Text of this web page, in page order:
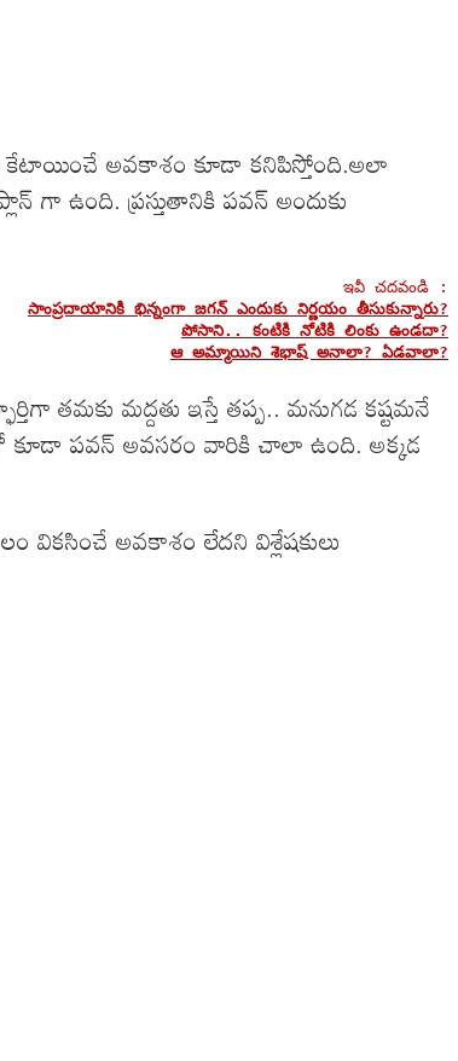
కేటాయించే అవకాశం కూడా కనిపిస్తోంది.అలా
గా ఉంది. ప్రస్తుతానికి పవన్ అందుకు
సాంప్రదాయానికి భిన్నంగా జగన్ ఎందుకు నిర్ణయం తీసుకున్నారు?
పోసాని.. కంటికి నోటికి లింకు ఉండదా?
ఆ అమ్మాయిని శెభాష్ అనాలా? ఏడవాలా?
తమకు మద్దతు ఇస్తే తప్ప.. మనుగడ కష్టమనే
కూడా పవన్ అవసరం వారికి చాలా ఉంది. అక్కడ
అవకాశం లేదని విశ్లేషకులు